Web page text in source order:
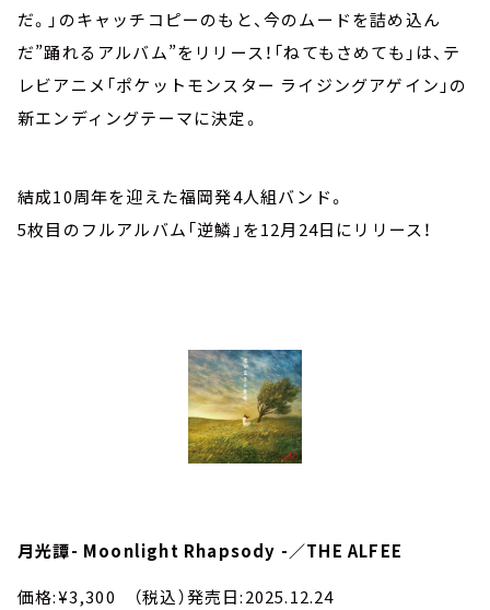
だ。」のキャッチコピーのもと、今のムードを詰め込ん
だ”踊れるアルバム”をリリース！「ねてもさめても」は、テ
レビアニメ「ポケットモンスター ライジングアゲイン」の
新エンディングテーマに決定。
結成10周年を迎えた福岡発4人組バンド。
5枚目のフルアルバム「逆鱗」を12月24日にリリース！
月光譚- Moonlight Rhapsody -／THE ALFEE
価格:¥3,300 （税込）発売日:2025.12.24